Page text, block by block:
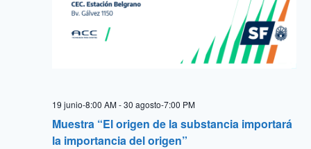
Muestra “El origen de la substancia importará
la importancia del origen”
19 junio-8:00 AM-30 agosto-7:00 PM